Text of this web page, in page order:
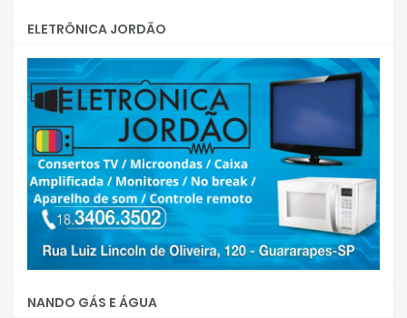
ELETRÔNICA JORDÃO
NANDO GÁS E ÁGUA